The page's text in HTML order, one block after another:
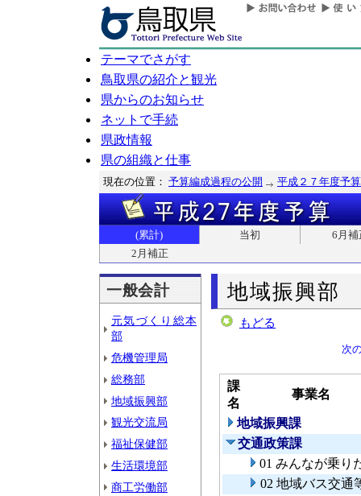
テーマでさがす
鳥取県の紹介と観光
県からのお知らせ
ネットで手続
県政情報
県の組織と仕事
現在の位置： 予算編成過程の公開 平成２７年度予算
(累計) 当初
6月補
2月補正
一般会計
元気づくり総本
部
危機管理局
総務部
地域振興部
観光交流局
福祉保健部
生活環境部
商工労働部
地域振興部
もどる
次
課
名
事業名
地域振興課
交通政策課
01 みんなが乗り
02 地域バス交通